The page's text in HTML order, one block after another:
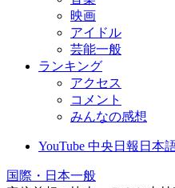
映画
アイドル
芸能一般
ランキング
アクセス
コメント
みんなの感想
YouTube 中央日報日本
国際・日本一般